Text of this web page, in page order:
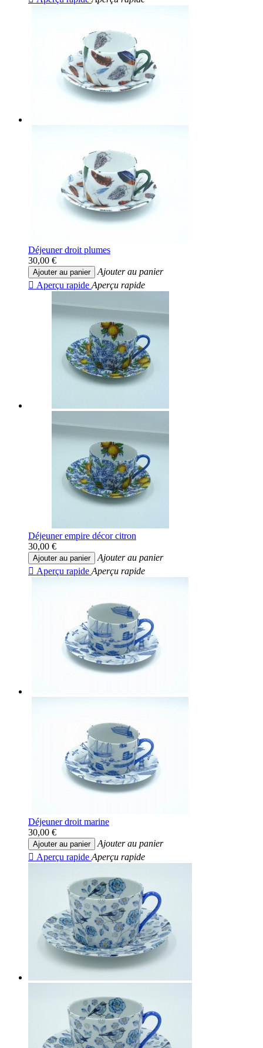
Déjeuner droit plumes
30,00 €
Ajouter au panier
Ajouter au panier
 Aperçu rapide Aperçu rapide
Déjeuner empire décor citron
30,00 €
Ajouter au panier
Ajouter au panier
 Aperçu rapide Aperçu rapide
Déjeuner droit marine
30,00 €
Ajouter au panier
Ajouter au panier
 Aperçu rapide Aperçu rapide